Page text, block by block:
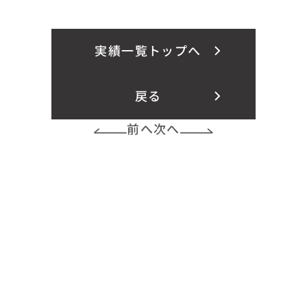
実績一覧トップへ
戻る
前へ次へ